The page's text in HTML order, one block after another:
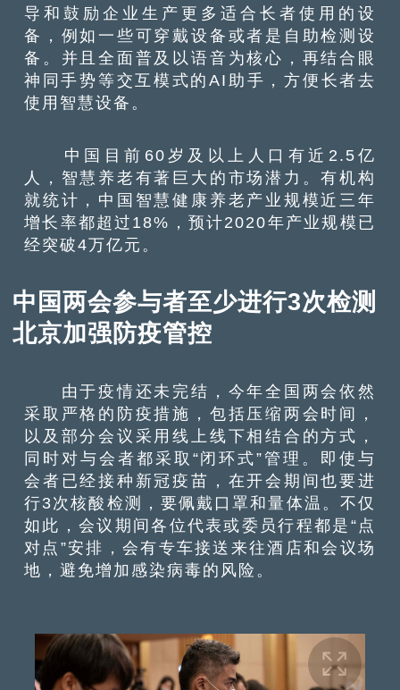
导和鼓励企业生产更多适合长者使用的设
备，例如一些可穿戴设备或者是自助检测设
备。并且全面普及以语音为核心，再结合眼
神同手势等交互模式的AI助手，方便长者去
使用智慧设备。
中国目前60岁及以上人口有近2.5亿
人，智慧养老有著巨大的市场潜力。有机构
就统计，中国智慧健康养老产业规模近三年
增长率都超过18%，预计2020年产业规模已
经突破4万亿元。
中国两会参与者至少进行3次检测
北京加强防疫管控
由于疫情还未完结，今年全国两会依然
采取严格的防疫措施，包括压缩两会时间，
以及部分会议采用线上线下相结合的方式，
同时对与会者都采取“闭环式”管理。即使与
会者已经接种新冠疫苗，在开会期间也要进
行3次核酸检测，要佩戴口罩和量体温。不仅
如此，会议期间各位代表或委员行程都是“点
对点”安排，会有专车接送来往酒店和会议场
地，避免增加感染病毒的风险。